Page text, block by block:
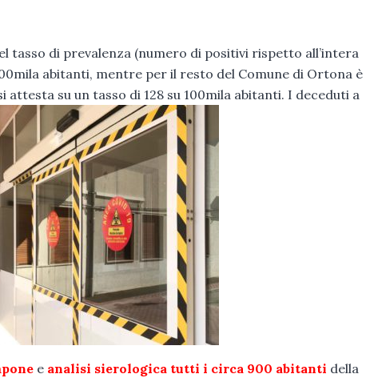
tasso di prevalenza (numero di positivi rispetto all’intera
abitanti, mentre per il resto del Comune di Ortona è
attesta su un tasso di 128 su 100mila abitanti. I deceduti a
e analisi sierologica tutti i circa 900 abitanti della